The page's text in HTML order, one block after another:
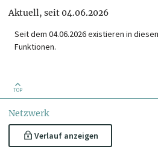
Aktuell, seit 04.06.2026
Seit dem 04.06.2026 existieren in
Funktionen.
TOP
Netzwerk
Verlauf anzeigen